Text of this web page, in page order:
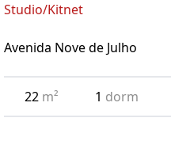
Studio/Kitnet
Avenida Nove de Julho
22 m² 1 dorm